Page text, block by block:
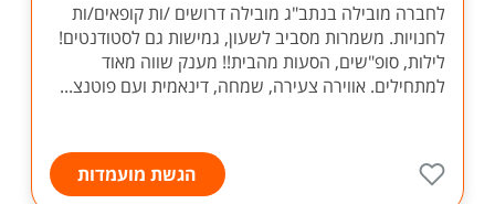
לחברה מובילה בנתב"ג מובילה דרושים /ות קופאים/ות
לחנויות. משמרות מסביב לשעון, גמישות גם לסטודנטים!
לילות, סופ"שים, הסעות מהבית!! מענק שווה מאוד
למתחילים. אווירה צעירה, שמחה, דינאמית ועם פוטנצ...
הגשת מועמדות